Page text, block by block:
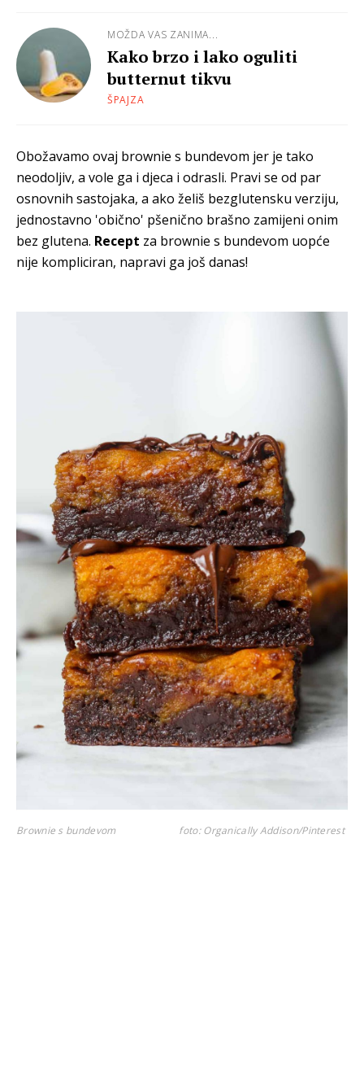
MOŽDA VAS ZANIMA...
Kako brzo i lako oguliti
butternut tikvu
ŠPAJZA
Obožavamo ovaj brownie s bundevom jer je tako
neodoljiv, a vole ga i djeca i odrasli. Pravi se od par
osnovnih sastojaka, a ako želiš bezglutensku verziju,
jednostavno 'obično' pšenično brašno zamijeni onim
bez glutena. Recept za brownie s bundevom uopće
nije kompliciran, napravi ga još danas!
Brownie s bundevom foto: Organically Addison/Pinterest